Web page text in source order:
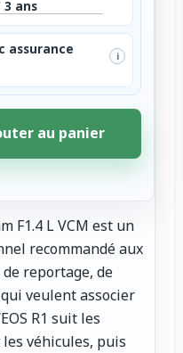
3 ans
assurance
i
au panier
F1.4 L VCM est un
recommandé aux
reportage, de
veulent associer
R1 suit les
véhicules, puis